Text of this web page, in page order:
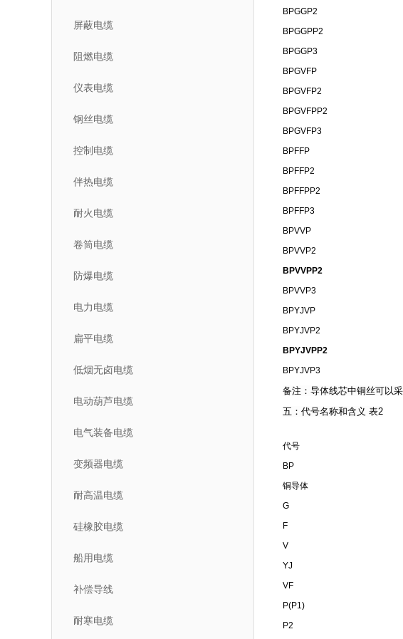
屏蔽电缆
阻燃电缆
仪表电缆
钢丝电缆
控制电缆
伴热电缆
耐火电缆
卷筒电缆
防爆电缆
电力电缆
扁平电缆
低烟无卤电缆
电动葫芦电缆
电气装备电缆
变频器电缆
耐高温电缆
硅橡胶电缆
船用电缆
补偿导线
耐寒电缆
BPGGP2
BPGGPP2
BPGGP3
BPGVFP
BPGVFP2
BPGVFPP2
BPGVFP3
BPFFP
BPFFP2
BPFFPP2
BPFFP3
BPVVP
BPVVP2
BPVVPP2
BPVVP3
BPYJVP
BPYJVP2
BPYJVPP2
BPYJVP3
备注：导体线芯中铜丝可以
五：代号名称和含义 表2
代号
BP
铜导体
G
F
V
YJ
VF
P(P1)
P2